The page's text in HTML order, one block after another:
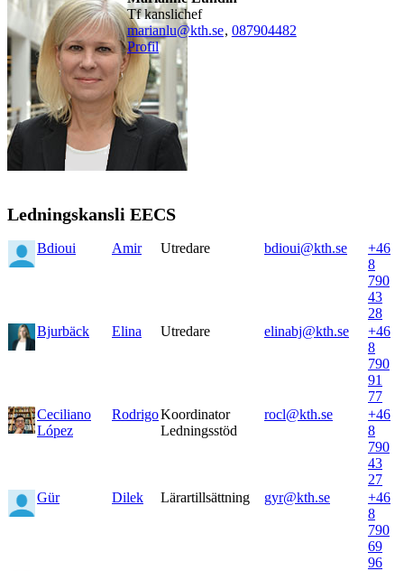
tf kanslichef
marianlu@kth.se, 087904482
Profil
Ledningskansli EECS
Bdioui Amir Utredare bdioui@kth.se
+46
8
790
43
28
Bjurbäck
Elina Utredare elinabj@kth.se
+46
8
790
91
77
Ceciliano
López
RodrigoKoordinator
Ledningsstöd
rocl@kth.se
+46
8
790
43
27
Gür
Dilek Lärartillsättning gyr@kth.se
+46
8
790
69
96